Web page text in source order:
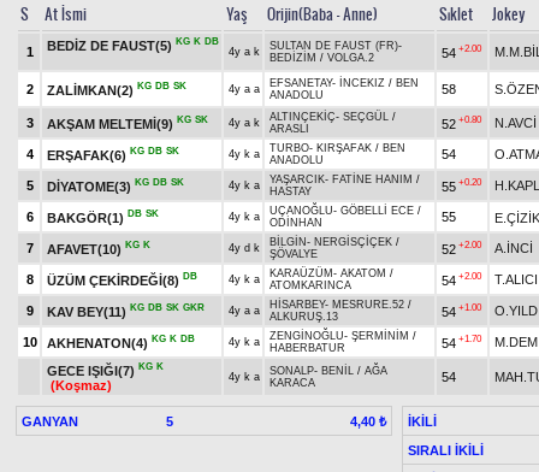
S At İsmi Yaş Orijin(Baba - Anne) Sıklet Jokey
1 BEDİZ DE FAUST(5) KG K DB
4y a k SULTAN DE FAUST (FR)-
BEDİZİM / VOLGA.2 54 +2.00
2 ZALİMKAN(2) KG DB SK 4y a a EFSANETAY- İNCEKIZ / BEN
ANADOLU
58
3 AKŞAM MELTEMİ(9) KG SK 4y a k ALTINÇEKİÇ- SEÇGÜL /
ARASLI
52 +0.80 N.AVCİ
4 ERŞAFAK(6) KG DB SK 4y k a TURBO- KIRŞAFAK / BEN
ANADOLU
54
5 DİYATOME(3) KG DB SK 4y k a YAŞARCIK- FATİNE HANIM /
HASTAY
55 +0.20
6 BAKGÖR(1) DB SK 4y k a UÇANOĞLU- GÖBELLİ ECE /
ODİNHAN
55 E.ÇİZİK
7 AFAVET(10) KG K 4y d k BİLGİN - NERGİSÇİÇEK /
ŞÖVALYE
52 +2.00 A.İNCİ
8 ÜZÜM ÇEKİRDEĞİ(8) DB 4y k a KARAÜZÜM - AKATOM /
ATOMKARINCA
54 +2.00 T.ALICI
9 KAV BEY(11) KG DB SK GKR 4y a a HİSARBEY- MESRURE.52 /
ALKURUŞ.13
54 +1.00
10 AKHENATON(4) KG K DB 4y k a ZENGİNOĞLU- ŞERMİNİM /
HABERBATUR
54 +1.70
GECE IŞIĞI(7) KG K
(Koşmaz)
4y k a SONALP- BENİL / AĞA
KARACA
54
GANYAN 5 4,40 ₺
İKİLİ
SIRALI İKİLİ